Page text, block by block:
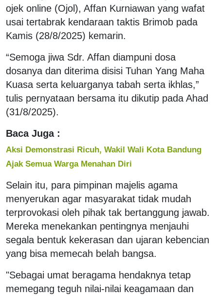
ojek online (Ojol), Affan Kurniawan yang wafat
usai tertabrak kendaraan taktis Brimob pada
Kamis (28/8/2025) kemarin.
“Semoga jiwa Sdr. Affan diampuni dosa
dosanya dan diterima disisi Tuhan Yang Maha
Kuasa serta keluarganya tabah serta ikhlas,”
tulis pernyataan bersama itu dikutip pada Ahad
(31/8/2025).
Baca Juga :
Aksi Demonstrasi Ricuh, Wakil Wali Kota Bandung
Ajak Semua Warga Menahan Diri
Selain itu, para pimpinan majelis agama
menyerukan agar masyarakat tidak mudah
terprovokasi oleh pihak tak bertanggung jawab.
Mereka menekankan pentingnya menjauhi
segala bentuk kekerasan dan ujaran kebencian
yang bisa memecah belah bangsa.
"Sebagai umat beragama hendaknya tetap
memegang teguh nilai-nilai keagamaan dan